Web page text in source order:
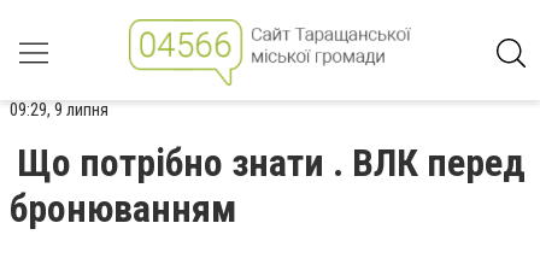
09:29, 9 липня
Що потрібно знати . ВЛК перед
бронюванням